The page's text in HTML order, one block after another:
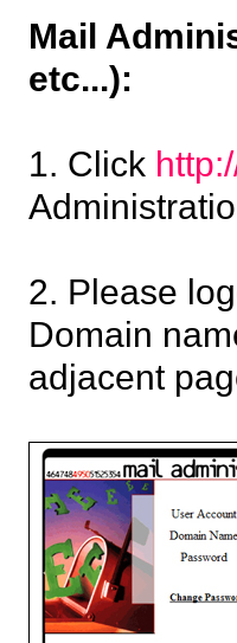
Mail
etc...):
1. Click
2. Please
Domain
adjacent